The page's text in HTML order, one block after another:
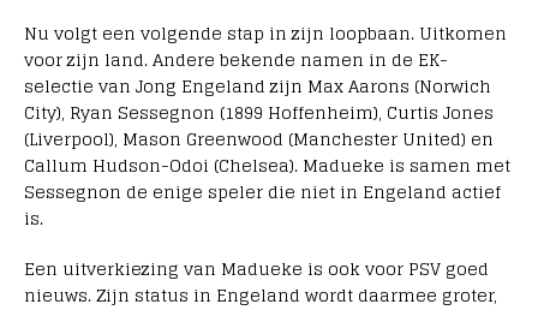
Nu volgt een volgende stap in zijn loopbaan. Uitkomen
voor zijn land. Andere bekende namen in de EK-
selectie van Jong Engeland zijn Max Aarons (Norwich
City), Ryan Sessegnon (1899 Hoffenheim), Curtis Jones
(Liverpool), Mason Greenwood (Manchester United) en
Callum Hudson-Odoi (Chelsea). Madueke is samen met
Sessegnon de enige speler die niet in Engeland actief
is.
Een uitverkiezing van Madueke is ook voor PSV goed
nieuws. Zijn status in Engeland wordt daarmee groter,